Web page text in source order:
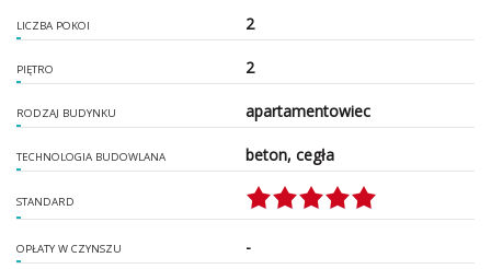
LICZBA POKOI 2
PIĘTRO 2
RODZAJ BUDYNKU apartamentowiec
TECHNOLOGIA BUDOWLANA beton, cegła
STANDARD
OPŁATY W CZYNSZU -